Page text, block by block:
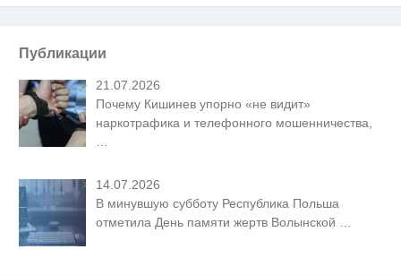
Публикации
21.07.2026
Почему Кишинев упорно «не видит»
наркотрафика и телефонного мошенничества,
14.07.2026
В минувшую субботу Республика Польша
отметила День памяти жертв Волынской